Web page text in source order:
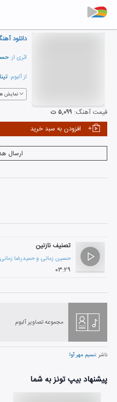
دانلود
اثری از:
از آلبوم:
نمایش
قیمت آهنگ: ۵,۰۹۹ ت
افزودن به سبد خرید
ارسال
تصنیف نازنین
حسین زمانی و حمیدرضا زمانی
۰۳:۲۹
مجموعه تصاویر آلبوم
ناشر :نسیم مهر آوا
پیشنهاد بیپ تونز به شما